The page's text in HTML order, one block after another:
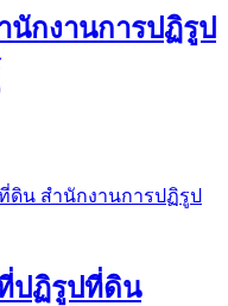
กงานการปฏิรูป
ปฏิรูปที่ดิน